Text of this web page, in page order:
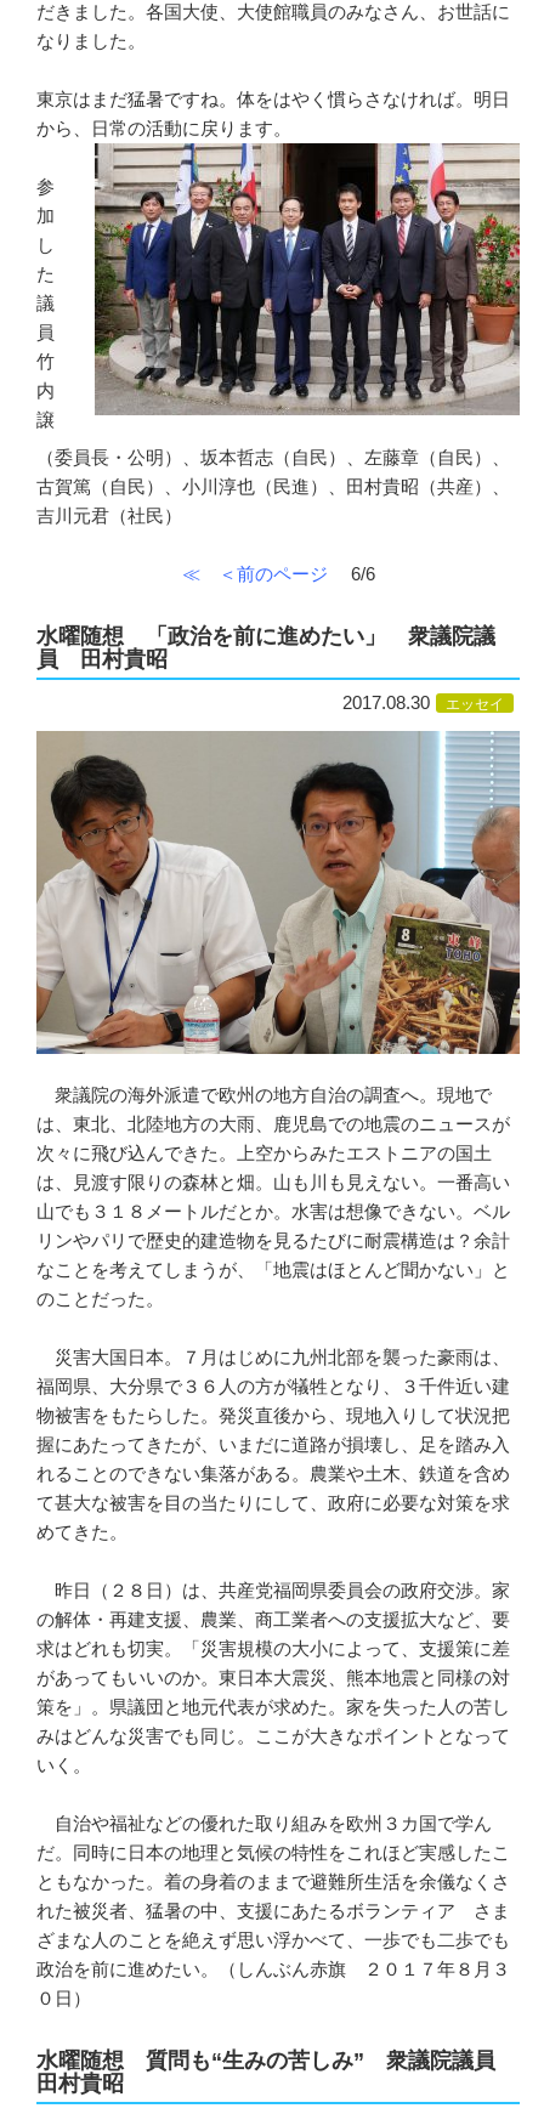
だきました。各国大使、大使館職員のみなさん、お世話に
なりました。
東京はまだ猛暑ですね。体をはやく慣らさなければ。明日
から、日常の活動に戻ります。
参
加
し
た
議
員
竹
内
譲
（委員長・公明）、坂本哲志（自民）、左藤章（自民）、
古賀篤（自民）、小川淳也（民進）、田村貴昭（共産）、
吉川元君（社民）
≪ ＜前のページ 6/6
水曜随想 「政治を前に進めたい」 衆議院議
員 田村貴昭
2017.08.30 エッセイ
衆議院の海外派遣で欧州の地方自治の調査へ。現地で
は、東北、北陸地方の大雨、鹿児島での地震のニュースが
次々に飛び込んできた。上空からみたエストニアの国土
は、見渡す限りの森林と畑。山も川も見えない。一番高い
山でも３１８メートルだとか。水害は想像できない。ベル
リンやパリで歴史的建造物を見るたびに耐震構造は？余計
なことを考えてしまうが、「地震はほとんど聞かない」と
のことだった。
災害大国日本。７月はじめに九州北部を襲った豪雨は、
福岡県、大分県で３６人の方が犠牲となり、３千件近い建
物被害をもたらした。発災直後から、現地入りして状況把
握にあたってきたが、いまだに道路が損壊し、足を踏み入
れることのできない集落がある。農業や土木、鉄道を含め
て甚大な被害を目の当たりにして、政府に必要な対策を求
めてきた。
昨日（２８日）は、共産党福岡県委員会の政府交渉。家
の解体・再建支援、農業、商工業者への支援拡大など、要
求はどれも切実。「災害規模の大小によって、支援策に差
があってもいいのか。東日本大震災、熊本地震と同様の対
策を」。県議団と地元代表が求めた。家を失った人の苦し
みはどんな災害でも同じ。ここが大きなポイントとなって
いく。
自治や福祉などの優れた取り組みを欧州３カ国で学ん
だ。同時に日本の地理と気候の特性をこれほど実感したこ
ともなかった。着の身着のままで避難所生活を余儀なくさ
れた被災者、猛暑の中、支援にあたるボランティア さま
ざまな人のことを絶えず思い浮かべて、一歩でも二歩でも
政治を前に進めたい。（しんぶん赤旗 ２０１７年８月３
０日）
水曜随想 質問も“生みの苦しみ” 衆議院議員
田村貴昭